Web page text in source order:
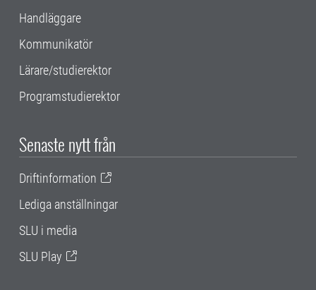
Handläggare
Kommunikatör
Lärare/studierektor
Programstudierektor
Senaste nytt från
Driftinformation
Lediga anställningar
SLU i media
SLU Play